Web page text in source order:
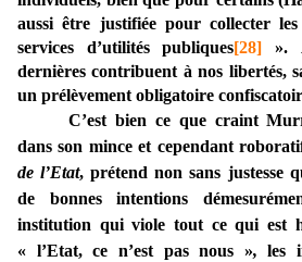
aussi être justifiée pour collecter les
services d’utilités publiques[28] ».
dernières contribuent à nos libertés,
un prélèvement obligatoire
C’est bien ce que craint
dans son mince et cependant
de l’Etat, prétend non sans justesse
de bonnes intentions
institution qui viole tout ce qui est
« l’Etat, ce n’est pas nous »,les